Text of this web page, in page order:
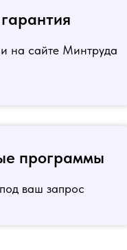
на сайте Минтруда
программы
ваш запрос